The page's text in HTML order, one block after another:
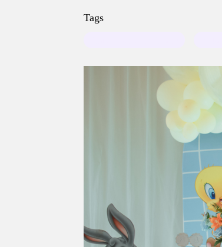
Tags